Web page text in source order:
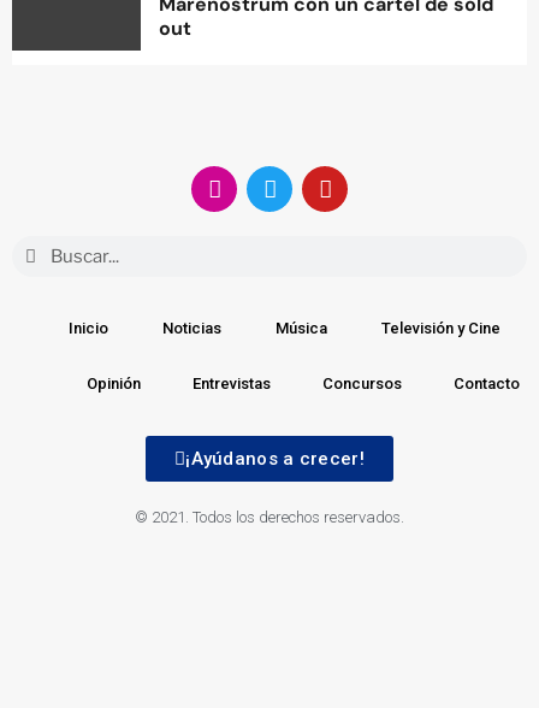
out
Inicio Noticias Música Televisión y Cine
Opinión Entrevistas Concursos Contacto
¡Ayúdanos a crecer!
© 2021. Todos los derechos reservados.